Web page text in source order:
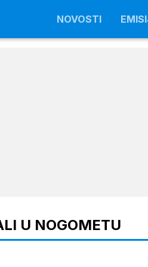
NOVOSTI
U NOGOMETU
NOVOSTI